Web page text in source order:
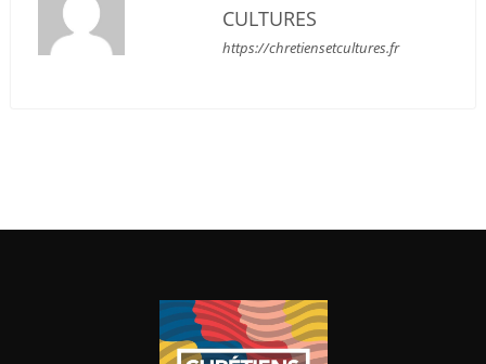
CULTURES
https://chretiensetcultures.fr